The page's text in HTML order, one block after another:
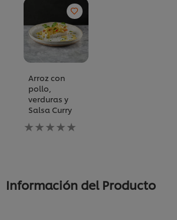
Arroz con
pollo,
verduras y
Salsa Curry
No
se
este
Información del Producto